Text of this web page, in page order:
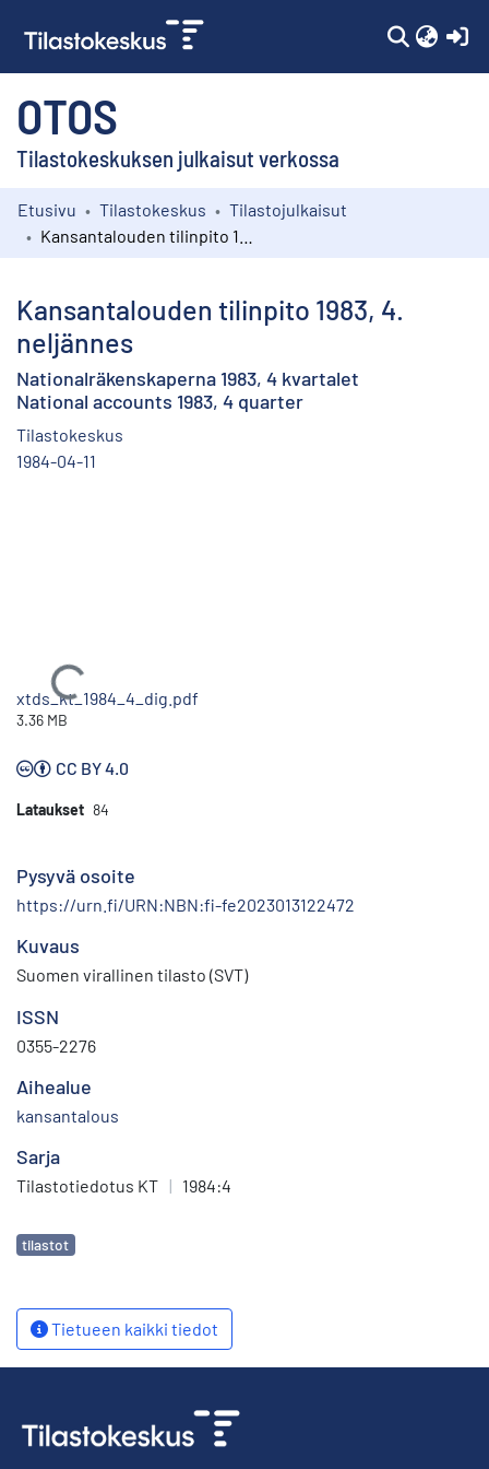
OTOS
Tilastokeskuksen julkaisut verkossa
Kokoelmat
Etusivu Tilastokeskus
Tilastojulkaisut
Kansantalouden tilinpito 1983, 4.
neljännes
Nationalräkenskaperna 1983, 4 kvartalet
National accounts 1983, 4 quarter
Tilastokeskus
1984-04-11
Ladataan...
xtds_kt_1984_4_dig.pdf
3.36 MB
CC BY 4.0
Lataukset 84
Pysyvä osoite
https://urn.fi/URN:NBN:fi-fe2023013122472
Kuvaus
Suomen virallinen tilasto (SVT)
ISSN
0355-2276
Aihealue
kansantalous
Sarja
Tilastotiedotus KT | 1984:4
Avainsanat
tilastot
Tietueen kaikki tiedot